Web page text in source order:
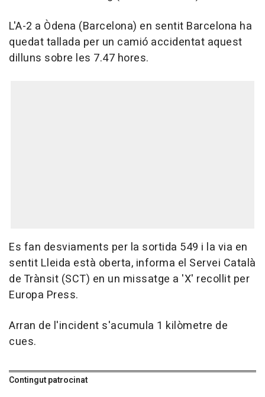
L'A-2 a Òdena (Barcelona) en sentit Barcelona ha
quedat tallada per un camió accidentat aquest
dilluns sobre les 7.47 hores.
Es fan desviaments per la sortida 549 i la via en
sentit Lleida està oberta, informa el Servei Català
de Trànsit (SCT) en un missatge a 'X' recollit per
Europa Press.
Arran de l'incident s'acumula 1 kilòmetre de
cues.
Contingut patrocinat